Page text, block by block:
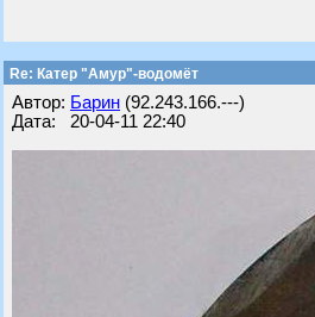
Re: Катер "Амур"-водомёт
Автор: Барин (92.243.166.---)
Дата: 20-04-11 22:40